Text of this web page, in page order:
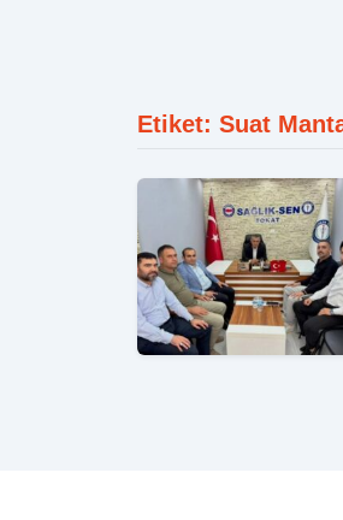
Etiket: Suat